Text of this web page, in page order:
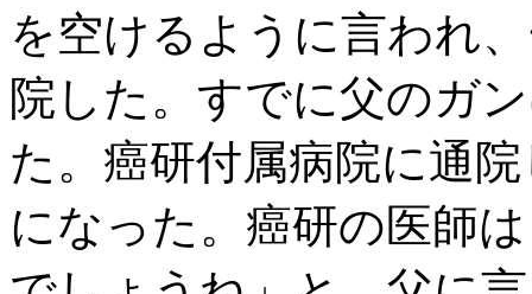
を空けるように言われ
院した。すでに父のガ
た。癌研付属病院に通
になった。癌研の医師